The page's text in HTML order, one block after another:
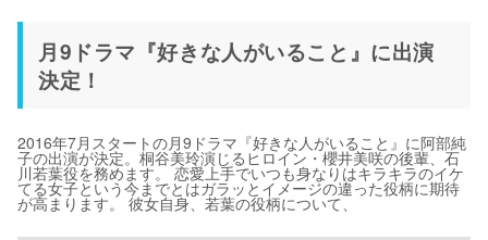
月9ドラマ『好きな人がいること』に出演
決定！
2016年7月スタートの月9ドラマ『好きな人がいること』に阿部純
子の出演が決定。桐谷美玲演じるヒロイン・櫻井美咲の後輩、石
川若葉役を務めます。 恋愛上手でいつも身なりはキラキラのイケ
てる女子という今までとはガラッとイメージの違った役柄に期待
が高まります。 彼女自身、若葉の役柄について、